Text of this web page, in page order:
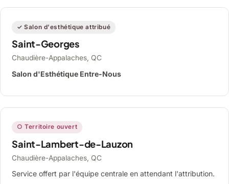
✓ Salon d'esthétique attribué
Saint-Georges
Chaudière-Appalaches, QC
Salon d'Esthétique Entre-Nous
○ Territoire ouvert
Saint-Lambert-de-Lauzon
Chaudière-Appalaches, QC
Service offert par l'équipe centrale en attendant l'attribution.